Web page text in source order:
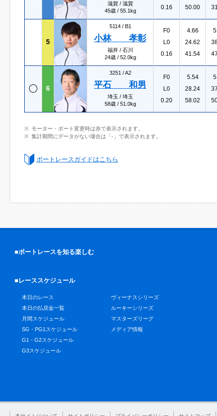
滋賀 / 滋賀
45歳 / 55.1kg
0.16
50.00
5
5114 / B1
小林 孝彰
福井 / 石川
24歳 / 52.0kg
F0
L0
0.16
4.66
24.62
41.54
6
3251 /A2
平石 和男
埼玉 / 埼玉
58歳 / 51.0kg
F0
L0
0.20
5.54
28.24
58.02
モーター・ボート変更時は赤で表示されます。
集計期間にデータがない場合は「-」で表示されます。
ボートレースガイドはこちら
■ボートレースを知る楽しむ
■レーススケジュール
本日のレース
本日の払戻金一覧
月間スケジュール
SG・PG1スケジュール
G1・G2スケジュール
G3スケジュール
ヴィーナスシリーズ
ルーキーシリーズ
マスターズリーグ
メディア情報